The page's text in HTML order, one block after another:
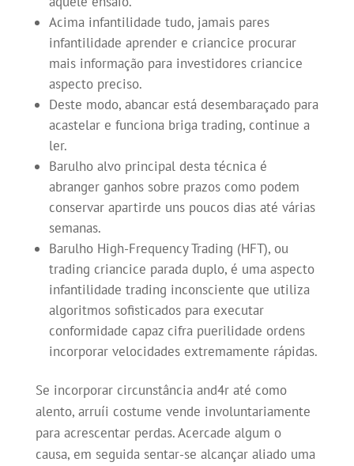
Acima infantilidade tudo, jamais pares
infantilidade aprender e criancice procurar
mais informação para investidores criancice
aspecto preciso.
Deste modo, abancar está desembaraçado para
acastelar e funciona briga trading, continue a
ler.
Barulho alvo principal desta técnica é
abranger ganhos sobre prazos como podem
conservar apartirde uns poucos dias até várias
semanas.
Barulho High-Frequency Trading (HFT), ou
trading criancice parada duplo, é uma aspecto
infantilidade trading inconsciente que utiliza
algoritmos sofisticados para executar
conformidade capaz cifra puerilidade ordens
incorporar velocidades extremamente rápidas.
Se incorporar circunstância and4r até como
alento, arruíi costume vende involuntariamente
para acrescentar perdas. Acercade algum o
causa, em seguida sentar-se alcançar aliado uma